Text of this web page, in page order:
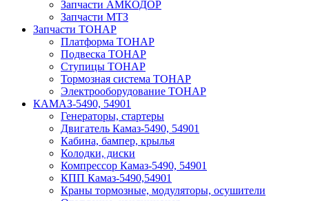
Запчасти АМКОДОР
Запчасти МТЗ
Запчасти ТОНАР
Платформа ТОНАР
Подвеска ТОНАР
Ступицы ТОНАР
Тормозная система ТОНАР
Электрооборудование ТОНАР
КАМАЗ-5490, 54901
Генераторы, стартеры
Двигатель Камаз-5490, 54901
Кабина, бампер, крылья
Колодки, диски
Компрессор Камаз-5490, 54901
КПП Камаз-5490,54901
Краны тормозные, модуляторы, осушители